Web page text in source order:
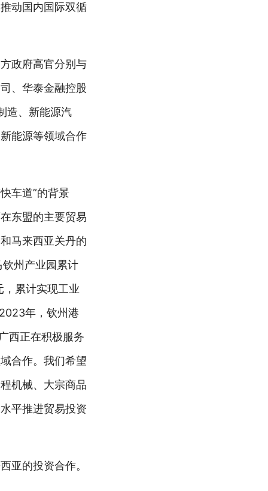
动国内国际双循
政府高官分别与
、华泰金融控股
造、新能源汽
能源等领域合作
车道”的背景
东盟的主要贸易
马来西亚关丹的
州产业园累计
累计实现工业
年，钦州港
西正在积极服务
合作。我们希望
机械、大宗商品
平推进贸易投资
亚的投资合作。